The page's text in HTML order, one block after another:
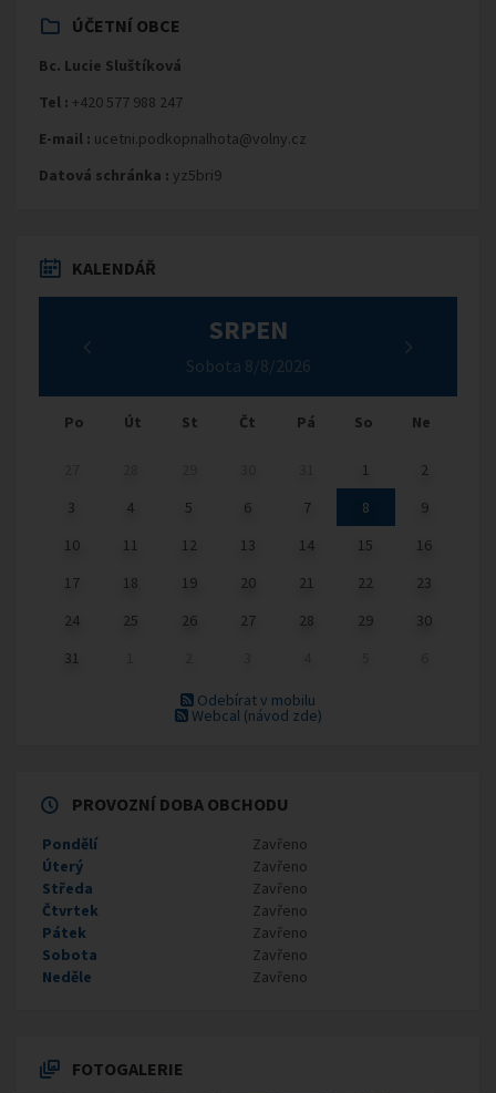
ÚČETNÍ OBCE
Bc. Lucie Sluštíková
Tel : +420 577 988 247
E-mail : ucetni.podkopnalhota@volny.cz
Datová schránka : yz5bri9
KALENDÁŘ
SRPEN
Sobota 8/8/2026
Po Út St Čt Pá So Ne
1
2
3
4 5 6 7 8
9
10
11 12 13 14 15
16
17
18 19 20 21 22
23
24
25 26 27 28 29
30
31
Odebírat v mobilu
Webcal (návod zde)
PROVOZNÍ DOBA OBCHODU
Pondělí
Zavřeno
Úterý
Zavřeno
Středa
Zavřeno
Čtvrtek
Zavřeno
Pátek
Zavřeno
Sobota
Zavřeno
Neděle
Zavřeno
FOTOGALERIE